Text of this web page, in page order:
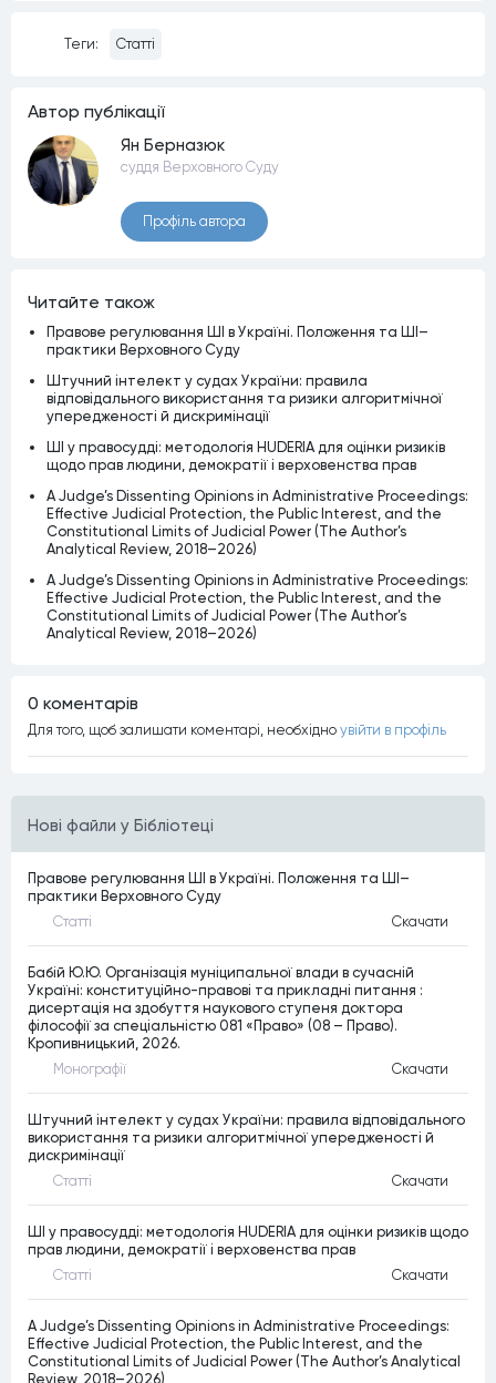
Нові файли у Бібліотеці
Правове регулювання ШІ в Україні. Положення та ШІ–
практики Верховного Суду
Статтi Скачати
Бабій Ю.Ю. Організація муніципальної влади в сучасній
Україні: конституційно-правові та прикладні питання :
дисертація на здобуття наукового ступеня доктора
філософії за спеціальністю 081 «Право» (08 – Право).
Кропивницький, 2026.
Монографiї Скачати
Штучний інтелект у судах України: правила відповідального
використання та ризики алгоритмічної упередженості й
дискримінації
Статтi Скачати
ШІ у правосудді: методологія HUDERIA для оцінки ризиків щодо
прав людини, демократії і верховенства прав
Статтi Скачати
A Judge’s Dissenting Opinions in Administrative Proceedings:
Effective Judicial Protection, the Public Interest, and the
Constitutional Limits of Judicial Power (The Author’s Analytical
Review, 2018–2026)
Теги: Статті
Автор публiкацiї
Ян Берназюк
суддя Верховного Суду
Профiль автора
Читайте також
Правове регулювання ШІ в Україні. Положення та ШІ–
практики Верховного Суду
Штучний інтелект у судах України: правила
відповідального використання та ризики алгоритмічної
упередженості й дискримінації
ШІ у правосудді: методологія HUDERIA для оцінки ризиків
щодо прав людини, демократії і верховенства прав
A Judge’s Dissenting Opinions in Administrative Proceedings:
Effective Judicial Protection, the Public Interest, and the
Constitutional Limits of Judicial Power (The Author’s
Analytical Review, 2018–2026)
A Judge’s Dissenting Opinions in Administrative Proceedings:
Effective Judicial Protection, the Public Interest, and the
Constitutional Limits of Judicial Power (The Author’s
Analytical Review, 2018–2026)
0 коментарiв
Для того, щоб залишати коментарi, необхiдно увiйти в профiль